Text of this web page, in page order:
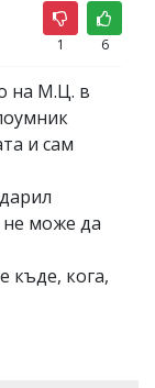
1 6
на М.Ц. в
и сам
може да
къде, кога,